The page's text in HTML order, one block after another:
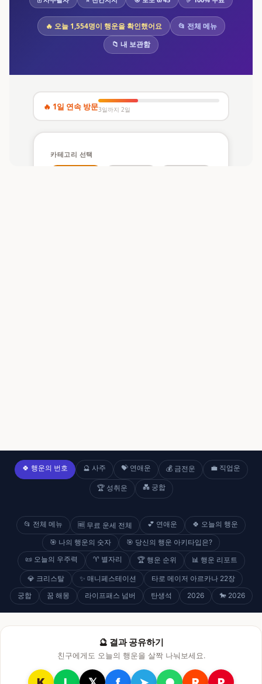
🍀 행운의 번호 🔮 사주 💝 연애운 💰 금전운 💼 직업운
🏆 성취운 💑 궁합
📂 전체 메뉴 🆓 무료 운세 전체 💕 연애운 🍀 오늘의 행운
🎯 나의 행운의 숫자
🎯 당신의 행운 아키타입은?
📜 오늘의 우주력
♈ 별자리 🏆 행운 순위 📊 행운 리포트
💎 크리스탈 ✨ 매니페스테이션
타로 메이저 아르카나 22장
궁합
꿈 해몽 라이프패스 넘버 탄생석 2026 🐎 2026
🔮 결과 공유하기
친구에게도 오늘의 행운을 살짝 나눠보세요.